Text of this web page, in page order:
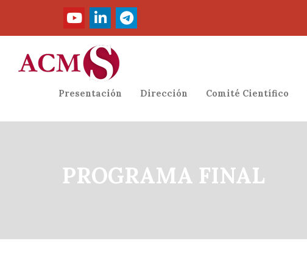
Presentación Dirección Comité Científico
PROGRAMA FINAL